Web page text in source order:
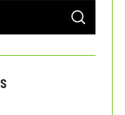
S
A
C